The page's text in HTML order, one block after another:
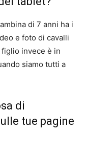
di 7 anni ha i
e foto di cavalli
invece è in
siamo tutti a
di
tue pagine